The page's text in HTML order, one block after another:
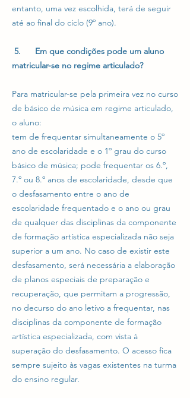
entanto, uma vez escolhida, terá de seguir
até ao final do ciclo (9º ano).
5. Em que condições pode um aluno
matricular-se no regime articulado?
Para matricular-se pela primeira vez no curso
de básico de música em regime articulado,
o aluno:
tem de frequentar simultaneamente o 5º
ano de escolaridade e o 1º grau do curso
básico de música; pode frequentar os 6.º,
7.º ou 8.º anos de escolaridade, desde que
o desfasamento entre o ano de
escolaridade frequentado e o ano ou grau
de qualquer das disciplinas da componente
de formação artística especializada não seja
superior a um ano. No caso de existir este
desfasamento, será necessária a elaboração
de planos especiais de preparação e
recuperação, que permitam a progressão,
no decurso do ano letivo a frequentar, nas
disciplinas da componente de formação
artística especializada, com vista à
superação do desfasamento. O acesso fica
sempre sujeito às vagas existentes na turma
do ensino regular.